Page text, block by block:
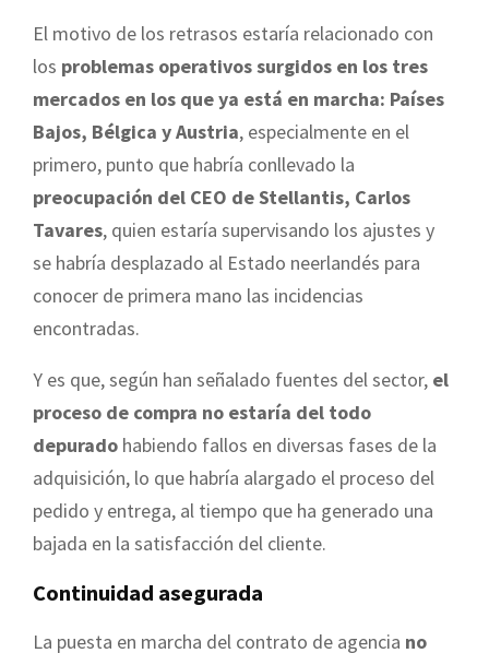
El motivo de los retrasos estaría relacionado con
los problemas operativos surgidos en los tres
mercados en los que ya está en marcha: Países
Bajos, Bélgica y Austria, especialmente en el
primero, punto que habría conllevado la
preocupación del CEO de Stellantis, Carlos
Tavares, quien estaría supervisando los ajustes y
se habría desplazado al Estado neerlandés para
conocer de primera mano las incidencias
encontradas.
Y es que, según han señalado fuentes del sector, el
proceso de compra no estaría del todo
depurado habiendo fallos en diversas fases de la
adquisición, lo que habría alargado el proceso del
pedido y entrega, al tiempo que ha generado una
bajada en la satisfacción del cliente.
Continuidad asegurada
La puesta en marcha del contrato de agencia no